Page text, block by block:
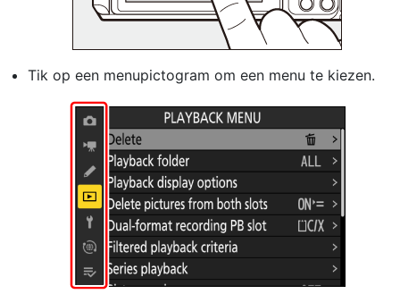
Tik op een menupictogram om een menu te kiezen.